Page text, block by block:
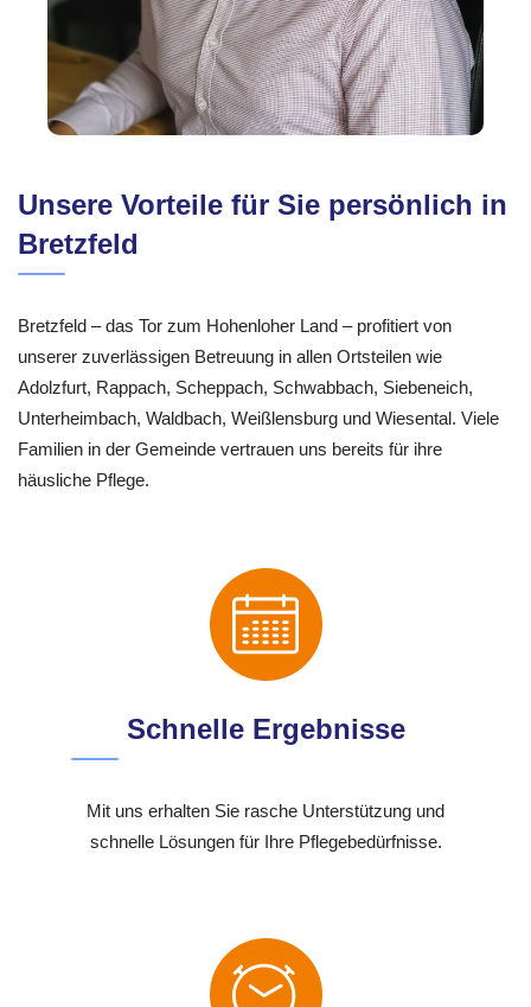
Unsere Vorteile für Sie persönlich in
Bretzfeld
Bretzfeld – das Tor zum Hohenloher Land – profitiert von
unserer zuverlässigen Betreuung in allen Ortsteilen wie
Adolzfurt, Rappach, Scheppach, Schwabbach, Siebeneich,
Unterheimbach, Waldbach, Weißlensburg und Wiesental. Viele
Familien in der Gemeinde vertrauen uns bereits für ihre
häusliche Pflege.
Schnelle Ergebnisse
Mit uns erhalten Sie rasche Unterstützung und
schnelle Lösungen für Ihre Pflegebedürfnisse.